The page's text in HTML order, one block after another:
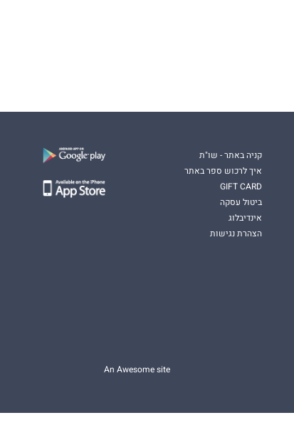
קניה באתר - שו"ת
איך לרכוש ספר באתר
GIFT CARD
ביטול עסקה
אינדיבלוג
הצהרת נגישות
An Awesome site